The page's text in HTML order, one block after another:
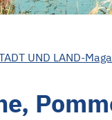
UND LAND-